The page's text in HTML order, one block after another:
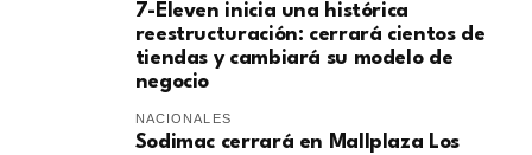
7-Eleven inicia una histórica
reestructuración: cerrará cientos de
tiendas y cambiará su modelo de
negocio
NACIONALES
Sodimac cerrará en Mallplaza Los